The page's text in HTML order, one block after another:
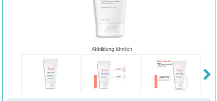
Abbildung ähnlich